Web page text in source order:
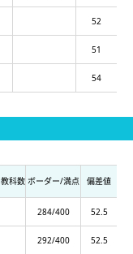
52
51
54
教科数 ボーダー/満点 偏差値
284/400 52.5
292/400 52.5